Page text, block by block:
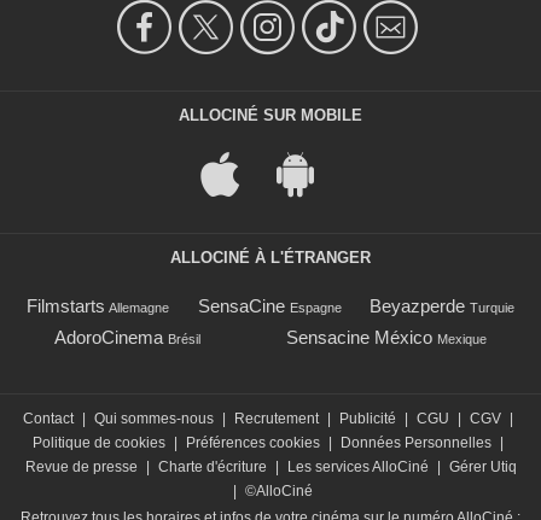
ALLOCINÉ SUR MOBILE
ALLOCINÉ À L'ÉTRANGER
Filmstarts Allemagne SensaCine Espagne Beyazperde Turquie
AdoroCinema Brésil Sensacine México Mexique
Contact | Qui sommes-nous | Recrutement | Publicité | CGU | CGV |
Politique de cookies | Préférences cookies | Données Personnelles |
Revue de presse
| Charte d'écriture | Les services AlloCiné | Gérer Utiq
| ©AlloCiné